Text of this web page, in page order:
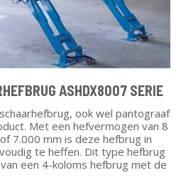
ASHDX8007 SERIE
ook wel pantograaf
Met een hefvermogen van 8
7.000 mm is deze hefbrug in
te heffen. Dit type hefbrug
een 4-koloms hefbrug met de